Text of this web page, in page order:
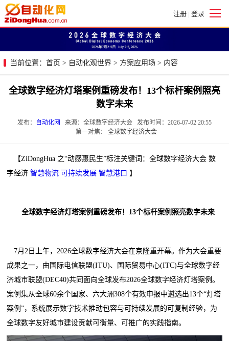
注册 | 登录
当前位置： 首页 > 自动化观世界 > 方案应用场 > 内容
全球数字经济灯塔案例重磅发布！13个标杆案例照亮
数字未来
发布： 自动化网
来源：全球数字经济大会 发布时间：2026-07-02 20:55
第一对焦： 全球数字经济大会
【ZiDongHua 之“动感惠民生”标注关键词：全球数字经济大会 数
字经济智慧物流 可持续发展 智慧港口 】
全球数字经济灯塔案例重磅发布！13个标杆案例照亮数字未来
7月2日上午，2026全球数字经济大会在京隆重开幕。作为大会重要
成果之一，由国际电信联盟(ITU)、国际贸易中心(ITC)与全球数字经
济城市联盟(DEC40)共同面向全球发布2026全球数字经济灯塔案例。
案例集从全球60余个国家、六大洲308个有效申报中遴选出13个“灯塔
案例”，系统展示数字技术推动包容与可持续发展的可复制经验，为
全球数字友好城市建设贡献可衡量、可推广的实践指南。